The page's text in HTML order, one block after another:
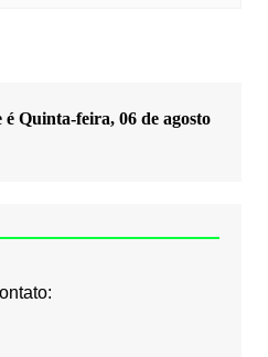
é Quinta-feira, 06 de agosto